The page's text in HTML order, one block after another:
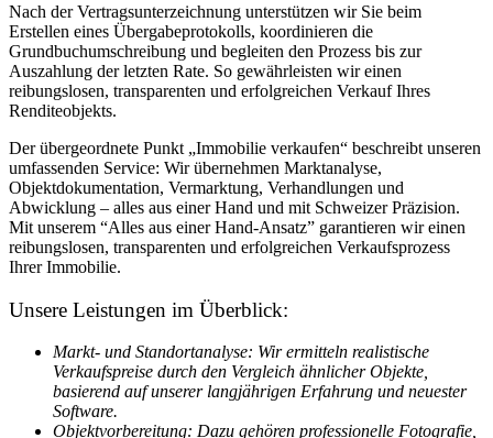
Nach der Vertragsunterzeichnung unterstützen wir Sie beim
Erstellen eines Übergabeprotokolls, koordinieren die
Grundbuchumschreibung und begleiten den Prozess bis zur
Auszahlung der letzten Rate. So gewährleisten wir einen
reibungslosen, transparenten und erfolgreichen Verkauf Ihres
Renditeobjekts.
Der übergeordnete Punkt „Immobilie verkaufen“ beschreibt unseren
umfassenden Service: Wir übernehmen Marktanalyse,
Objektdokumentation, Vermarktung, Verhandlungen und
Abwicklung – alles aus einer Hand und mit Schweizer Präzision.
Mit unserem “Alles aus einer Hand-Ansatz” garantieren wir einen
reibungslosen, transparenten und erfolgreichen Verkaufsprozess
Ihrer Immobilie.
Unsere Leistungen im Überblick:
Markt- und Standortanalyse: Wir ermitteln realistische
Verkaufspreise durch den Vergleich ähnlicher Objekte,
basierend auf unserer langjährigen Erfahrung und neuester
Software.
Objektvorbereitung: Dazu gehören professionelle Fotografie,